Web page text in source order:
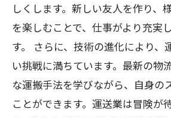
しくします。新しい友人を作り、
を楽しむことで、仕事がより充実
す。 さらに、技術の進化により、
い挑戦に満ちています。最新の物
な運搬手法を学びながら、自身の
ことができます。運送業は冒険が